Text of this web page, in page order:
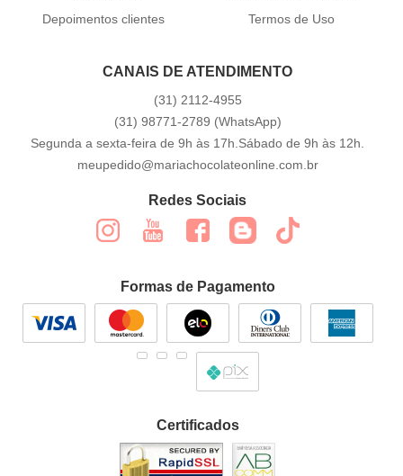
Depoimentos clientes
Termos de Uso
CANAIS DE ATENDIMENTO
(31) 2112-4955
(31) 98771-2789 (WhatsApp)
Segunda a sexta-feira de 9h às 17h.Sábado de 9h às 12h.
meupedido@mariachocolateonline.com.br
Redes Sociais
Formas de Pagamento
Certificados